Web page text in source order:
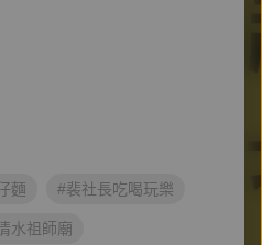
麵 #裴社長吃喝玩樂
水祖師廟